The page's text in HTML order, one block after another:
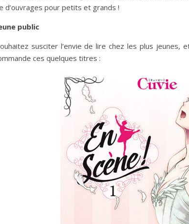
d’ouvrages pour petits et grands !
public
susciter l’envie de lire chez les plus jeunes,
ces quelques titres :